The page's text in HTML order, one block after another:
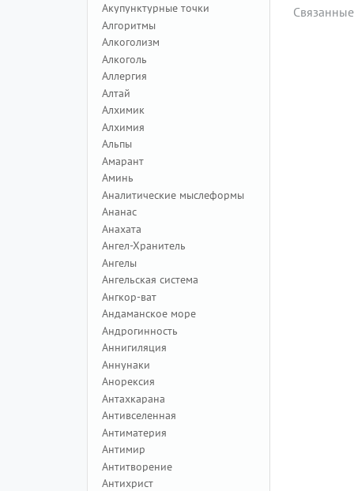
Акупунктурные точки
Алгоритмы
Алкоголизм
Алкоголь
Аллергия
Алтай
Алхимик
Алхимия
Альпы
Амарант
Аминь
Аналитические мыслеформы
Ананас
Анахата
Ангел-Хранитель
Ангелы
Ангельская система
Ангкор-ват
Андаманское море
Андрогинность
Аннигиляция
Аннунаки
Анорексия
Антахкарана
Антивселенная
Антиматерия
Антимир
Антитворение
Антихрист